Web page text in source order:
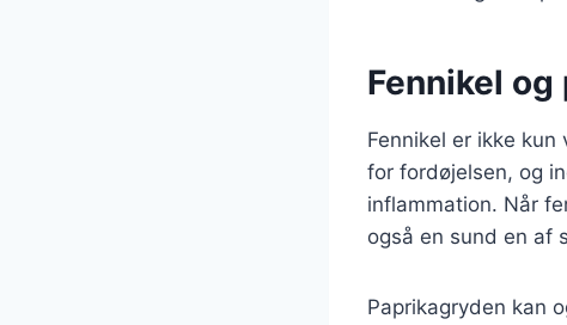
Fennikel
Fennikel er ikke
for fordøjelsen, og
inflammation. Når
også en sund en af
Paprikagryden kan